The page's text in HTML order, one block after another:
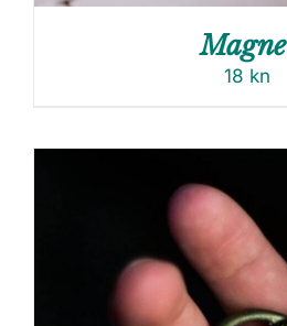
18 kn